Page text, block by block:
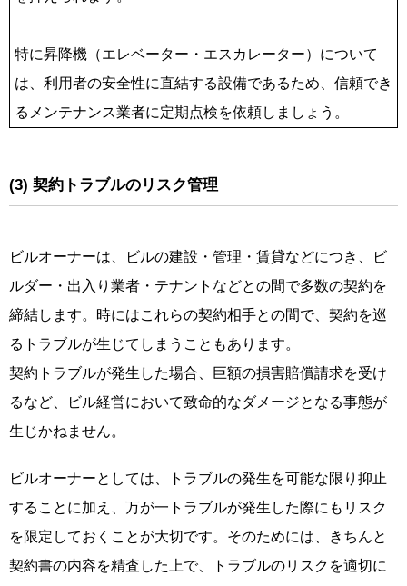
特に昇降機（エレベーター・エスカレーター）について
は、利用者の安全性に直結する設備であるため、信頼でき
るメンテナンス業者に定期点検を依頼しましょう。
(3) 契約トラブルのリスク管理
ビルオーナーは、ビルの建設・管理・賃貸などにつき、ビ
ルダー・出入り業者・テナントなどとの間で多数の契約を
締結します。時にはこれらの契約相手との間で、契約を巡
るトラブルが生じてしまうこともあります。
契約トラブルが発生した場合、巨額の損害賠償請求を受け
るなど、ビル経営において致命的なダメージとなる事態が
生じかねません。
ビルオーナーとしては、トラブルの発生を可能な限り抑止
することに加え、万が一トラブルが発生した際にもリスク
を限定しておくことが大切です。そのためには、きちんと
契約書の内容を精査した上で、トラブルのリスクを適切に